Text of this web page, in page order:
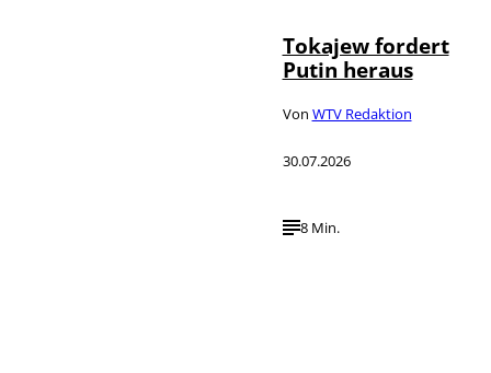
Tokajew fordert
Putin heraus
Von WTV Redaktion
30.07.2026
8 Min.